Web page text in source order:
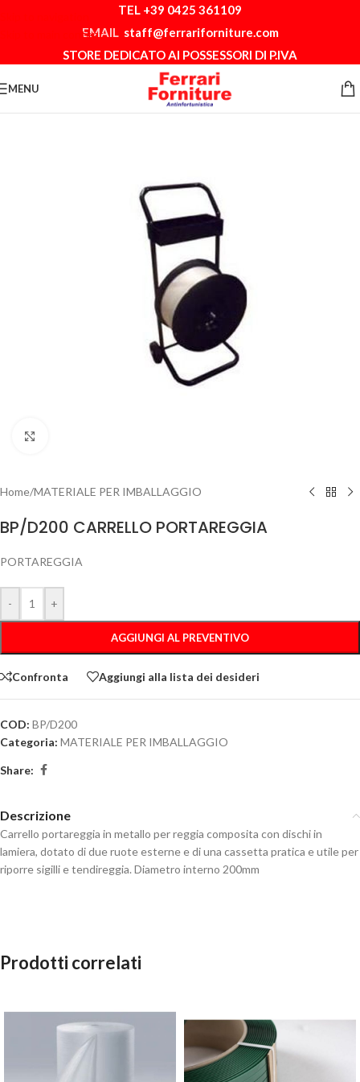
Skip to main content
TEL +39 0425 361109
EMAIL staff@ferrariforniture.com
STORE DEDICATO AI POSSESSORI DI P.IVA
MENU
Home/MATERIALE PER IMBALLAGGIO
BP/D200 CARRELLO PORTAREGGIA
PORTAREGGIA
- +
AGGIUNGI AL PREVENTIVO
Confronta Aggiungi alla lista dei desideri
COD: BP/D200
Categoria: MATERIALE PER IMBALLAGGIO
Share:
Descrizione
Carrello portareggia in metallo per reggia composita con dischi in
lamiera, dotato di due ruote esterne e di una cassetta pratica e utile per
riporre sigilli e tendireggia. Diametro interno 200mm
Prodotti correlati